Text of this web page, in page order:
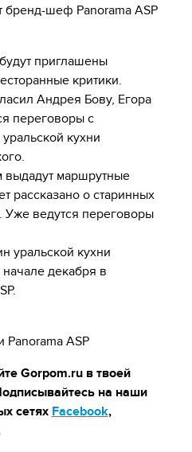
бренд-шеф Panorama ASP
приглашены
критики.
Андрея Бову, Егора
переговоры с
кухни
выдадут маршрутные
рассказано о старинных
Уже ведутся переговоры
уральской кухни
декабря в
Panorama ASP
Gorpom.ru в твоей
на наши
сетях Facebook,